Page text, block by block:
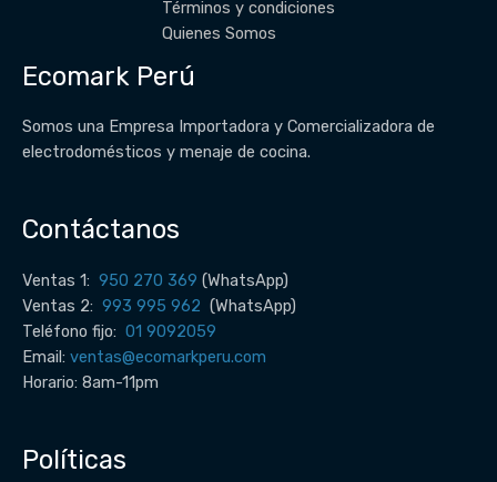
Términos y condiciones
Quienes Somos
Ecomark Perú
Somos una Empresa Importadora y Comercializadora de
electrodomésticos y menaje de cocina.
Contáctanos
Ventas 1: 950 270 369 (WhatsApp)
Ventas 2: 993 995 962 (WhatsApp)
Teléfono fijo: 01 9092059
Email: ventas@ecomarkperu.com
Horario: 8am-11pm
Políticas